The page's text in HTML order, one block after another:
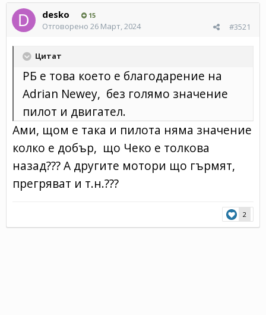
desko 15
#3521
Отговорено 26 Март, 2024
Цитат
РБ е това което е благодарение на
Adrian Newey, без голямо значение
пилот и двигател.
Ами, щом е така и пилота няма значение
колко е добър, що Чеко е толкова
назад??? А другите мотори що гърмят,
прегряват и т.н.???
2